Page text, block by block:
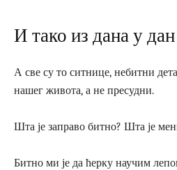
И тако из дана у дан
А све су то ситнице, небитни
нашег живота, а не пресудни.
Шта је заправо битно? Шта је
Битно ми је да ћерку научим